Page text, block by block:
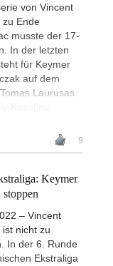
von Vincent
zu Ende
musste der 17-
In der letzten
für Keymer
auf dem
Laurusas
9
Keymer
– Vincent
ist nicht zu
In der 6. Runde
Ekstraliga